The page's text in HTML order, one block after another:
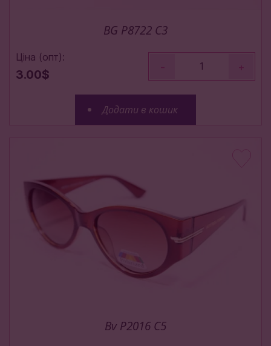
BG P8722 C3
Ціна (опт):
3.00$
- +
Додати в кошик
Bv P2016 C5